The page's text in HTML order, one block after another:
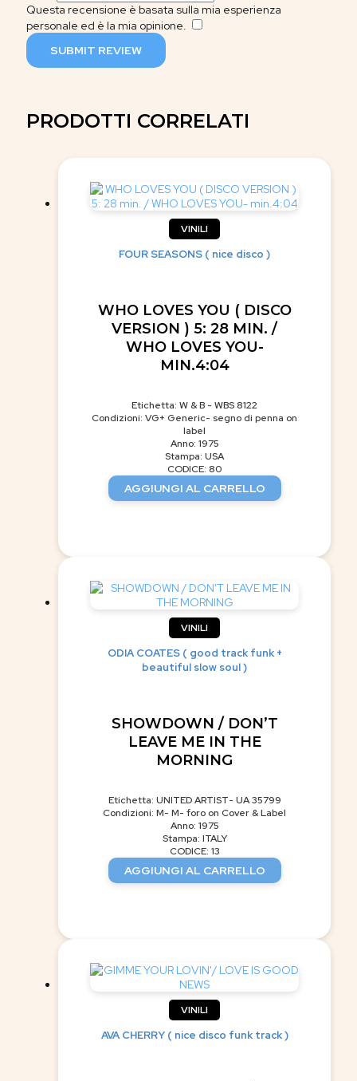
Questa recensione è basata sulla mia esperienza
personale ed è la mia opinione.
SUBMIT REVIEW
PRODOTTI CORRELATI
VINILI
FOUR SEASONS ( nice disco )
WHO LOVES YOU ( DISCO
VERSION ) 5: 28 MIN. /
WHO LOVES YOU-
MIN.4:04
Etichetta: W & B - WBS 8122
Condizioni: VG+ Generic- segno di penna on
label
Anno: 1975
Stampa: USA
CODICE: 80
AGGIUNGI AL CARRELLO
VINILI
ODIA COATES ( good track funk +
beautiful slow soul )
SHOWDOWN / DON’T
LEAVE ME IN THE
MORNING
Etichetta: UNITED ARTIST- UA 35799
Condizioni: M- M- foro on Cover & Label
Anno: 1975
Stampa: ITALY
CODICE: 13
AGGIUNGI AL CARRELLO
VINILI
AVA CHERRY ( nice disco funk track )